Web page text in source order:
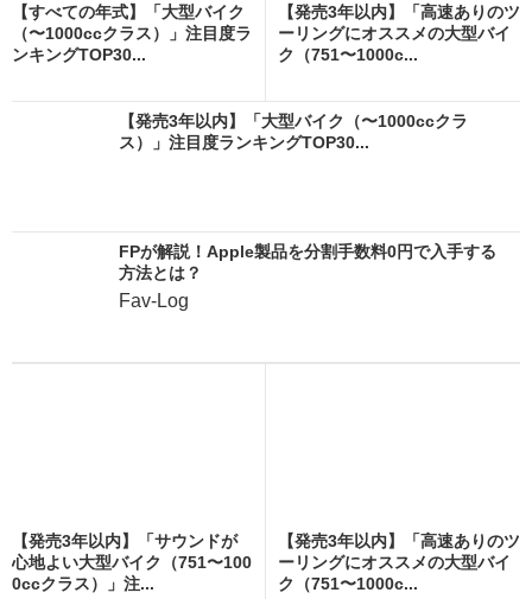
【すべての年式】「大型バイク
（〜1000ccクラス）」注目度ラ
ンキングTOP30...
【発売3年以内】「高速ありのツ
ーリングにオススメの大型バイ
ク（751〜1000c...
【発売3年以内】「大型バイク（〜1000ccクラ
ス）」注目度ランキングTOP30...
FPが解説！Apple製品を分割手数料0円で入手する
方法とは？
Fav-Log
【発売3年以内】「サウンドが
心地よい大型バイク（751〜100
0ccクラス）」注...
【発売3年以内】「高速ありのツ
ーリングにオススメの大型バイ
ク（751〜1000c...